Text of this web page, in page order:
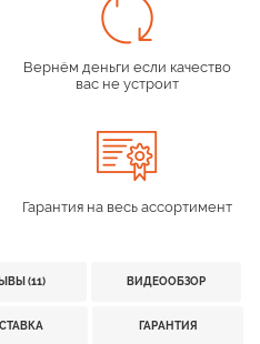
Вернём деньги если качество
вас не устроит
Гарантия на весь ассортимент
(11) ВИДЕООБЗОР
ГАРАНТИЯ